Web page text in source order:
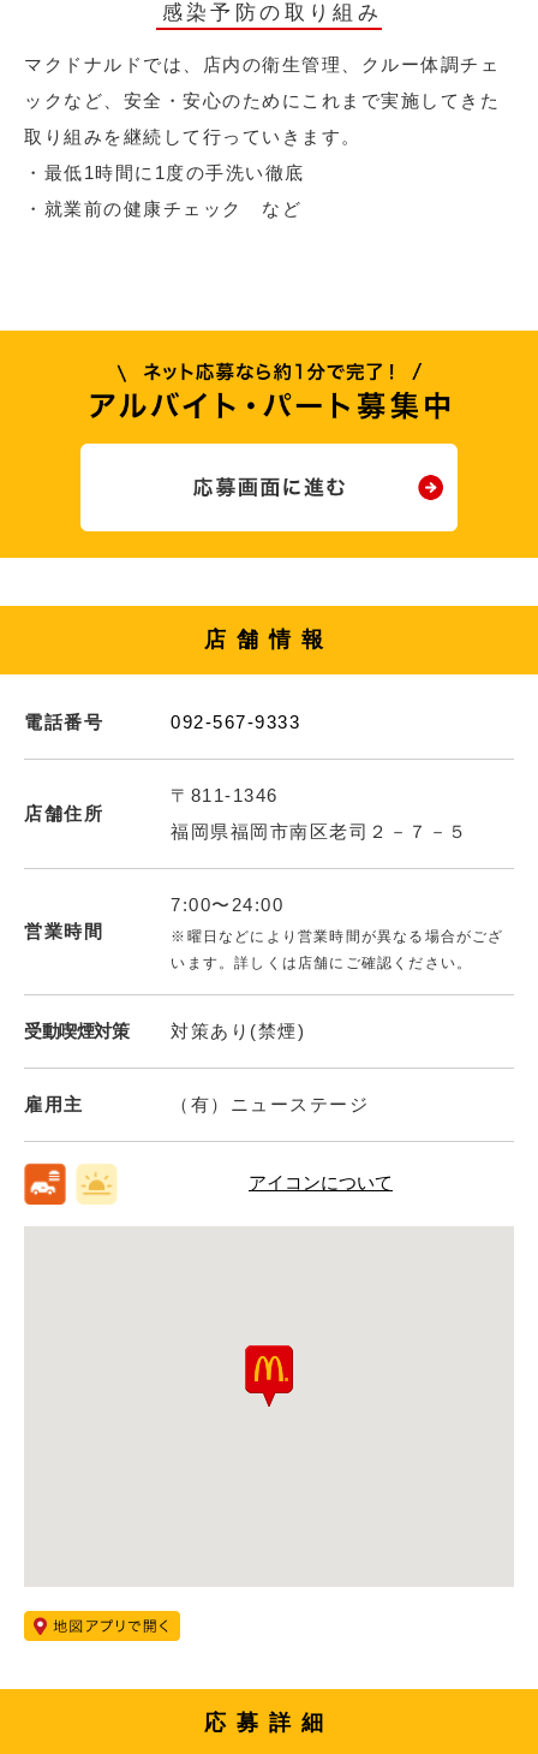
感染予防の取り組み
マクドナルドでは、店内の衛生管理、クルー体調チェ
ックなど、安全・安心のためにこれまで実施してきた
取り組みを継続して行っていきます。
・最低1時間に1度の手洗い徹底
・就業前の健康チェック など
店舗情報
電話番号 092-567-9333
店舗住所
〒811-1346
福岡県福岡市南区老司２－７－５
営業時間
7:00〜24:00
※曜日などにより営業時間が異なる場合がござ
います。詳しくは店舗にご確認ください。
受動喫煙対策 対策あり(禁煙)
雇用主 （有）ニューステージ
アイコンについて
応募詳細